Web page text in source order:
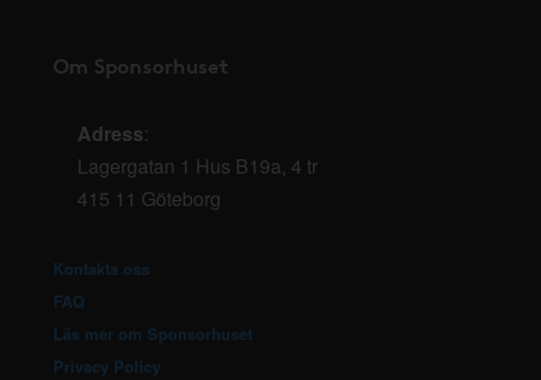
Om Sponsorhuset
Adress:
Lagergatan 1 Hus B19a, 4 tr
415 11 Göteborg
Kontakta oss
FAQ
Läs mer om Sponsorhuset
Privacy Policy